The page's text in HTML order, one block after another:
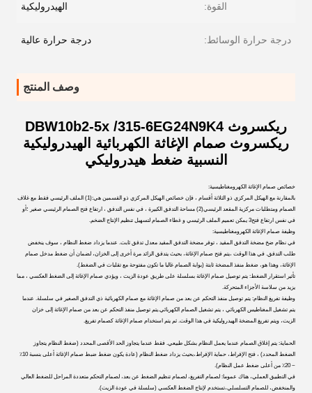
القوة: الهيدروليكية
درجة حرارة الوسائط: درجة حرارة عالية
وصف المنتج
ريكسروث DBW10b2-5x /315-6EG24N9K4
ريكسروث صمام الإغاثة الكهربائية الهيدروليكية
النسبية ضغط هيدروليكي
خصائص صمام الإغاثة الكهرومغناطيسية:
بالمقارنة مع الهيكل المركزي ذو الثلاثة أقسام ، فإن خصائص الهيكل المركزي ذو القسمين هي:(1) الملف الرئيسي فقط مع غلاف
الصمام ومتطلبات مركزية المقعد الرئيسي(2) مساحة التدفق الكبيرة ، في نفس التدفق ، ارتفاع فتح الصمام الرئيسي صغير ؛أو
في نفس ارتفاع فتح3 يمكن تعميم الملف الرئيسي و غطاء الصمام لتسهيل تنظيم الإنتاج الضخم.
وظيفة صمام الإغاثة الكهرومغناطيسية:
في نظام ضخ مضخة التدفق المقيد ، توفر مضخة التدفق المقيد معدل تدفق ثابت. عندما يزداد ضغط النظام ، سوف ينخفض
طلب التدفق. في هذا الوقت ،يتم فتح صمام الإغاثة، بحيث يتدفق الزائد مرة أخرى إلى الخزان، لضمان أن ضغط مدخل صمام
الإغاثة، وهذا هو، ضغط منفذ المضخة ثابتة (بوابة الصمام غالبا ما تكون مفتوحة مع تقلبات في الضغط).
تأثير استقرار الضغط: يتم توصيل صمام الإغاثة بسلسلة على طريق عودة الزيت ، ويؤدي صمام الإغاثة إلى الضغط العكسي ، مما
يزيد من سلاسة الأجزاء المتحركة.
وظيفة تفريغ النظام: يتم توصيل منفذ التحكم عن بعد من صمام الإغاثة مع صمام الكهربائية ذي التدفق الصغير في سلسلة. عندما
يتم تشغيل المغناطيس الكهربائي ، يتم تشغيل الصمام الكهربائي.يتم توصيل منفذ التحكم عن بعد من صمام الإغاثة إلى خزان
الزيت، ويتم تفريغ المضخة الهيدروليكية في هذا الوقت. ثم يتم استخدام صمام الإغاثة كصمام تفريغ.
الحماية: يتم إغلاق الصمام عندما يعمل النظام بشكل طبيعي. فقط عندما يتجاوز الحد الأقصى المحدد (ضغط النظام يتجاوز
الضغط المحدد) ، فتح الإفراط، حماية الإفراط،بحيث يزداد ضغط النظام (عادة يكون ضغط ضبط صمام الإغاثة أعلى بنسبة 10٪
~ 20٪ من أعلى ضغط عمل النظام).
في التطبيق العملي، هناك عموما: لصمام التفريغ، لصمام تنظيم الضغط عن بعد، لصمام التحكم متعددة المراحل للضغط العالي
والمنخفض، للصمام التسلسلي،تستخدم لإنتاج الضغط العكسي (سلسلة في عودة الزيت).